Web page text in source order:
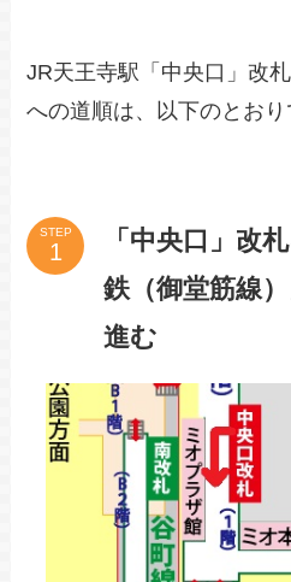
JR天王寺駅「中央口」改
への道順は、以下のとおり
STEP
「中央口」改
鉄（御堂筋線
進む